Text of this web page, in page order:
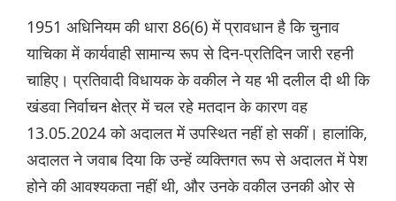
1951 अधिनियम की धारा 86(6) में प्रावधान है कि चुनाव
याचिका में कार्यवाही सामान्य रूप से दिन-प्रतिदिन जारी रहनी
चाहिए। प्रतिवादी विधायक के वकील ने यह भी दलील दी थी कि
खंडवा निर्वाचन क्षेत्र में चल रहे मतदान के कारण वह
13.05.2024 को अदालत में उपस्थित नहीं हो सकीं। हालांकि,
अदालत ने जवाब दिया कि उन्हें व्यक्तिगत रूप से अदालत में पेश
होने की आवश्यकता नहीं थी, और उनके वकील उनकी ओर से